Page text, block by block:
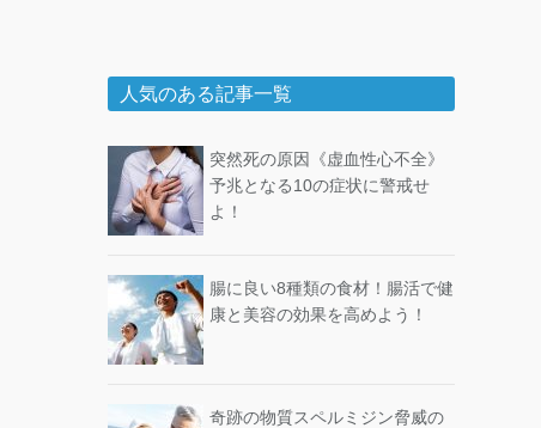
人気のある記事一覧
突然死の原因《虚血性心不全》
予兆となる10の症状に警戒せ
よ！
腸に良い8種類の食材！腸活で健
康と美容の効果を高めよう！
奇跡の物質スペルミジン脅威の